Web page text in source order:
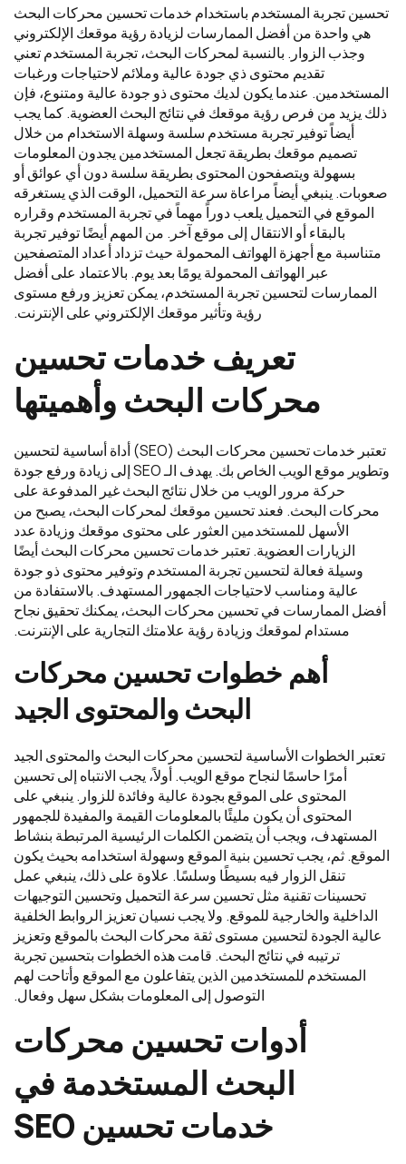
تحسين تجربة المستخدم باستخدام خدمات تحسين محركات البحث
هي واحدة من أفضل الممارسات لزيادة رؤية موقعك الإلكتروني
وجذب الزوار. بالنسبة لمحركات البحث، تجربة المستخدم تعني
تقديم محتوى ذي جودة عالية وملائم لاحتياجات ورغبات
المستخدمين. عندما يكون لديك محتوى ذو جودة عالية ومتنوع، فإن
ذلك يزيد من فرص رؤية موقعك في نتائج البحث العضوية. كما يجب
أيضاً توفير تجربة مستخدم سلسة وسهلة الاستخدام من خلال
تصميم موقعك بطريقة تجعل المستخدمين يجدون المعلومات
بسهولة ويتصفحون المحتوى بطريقة سلسة دون أي عوائق أو
صعوبات. ينبغي أيضاً مراعاة سرعة التحميل، الوقت الذي يستغرقه
الموقع في التحميل يلعب دوراً مهماً في تجربة المستخدم وقراره
بالبقاء أو الانتقال إلى موقع آخر. من المهم أيضًا توفير تجربة
متناسبة مع أجهزة الهواتف المحمولة حيث تزداد أعداد المتصفحين
عبر الهواتف المحمولة يومًا بعد يوم. بالاعتماد على أفضل
الممارسات لتحسين تجربة المستخدم، يمكن تعزيز ورفع مستوى
رؤية وتأثير موقعك الإلكتروني على الإنترنت.
تعريف خدماتتحسين
محركات البحث وأهميتها
تعتبر خدمات تحسين محركات البحث (SEO) أداة أساسية لتحسين
وتطوير موقع الويب الخاص بك. يهدف الـ SEO إلى زيادة ورفع جودة
حركة مرور الويب من خلال نتائج البحث غير المدفوعة على
محركات البحث. فعند تحسين موقعك لمحركات البحث، يصبح من
الأسهل للمستخدمين العثور على محتوى موقعك وزيادة عدد
الزيارات العضوية. تعتبر خدمات تحسين محركات البحث أيضًا
وسيلة فعالة لتحسين تجربة المستخدم وتوفير محتوى ذو جودة
عالية ومناسب لاحتياجات الجمهور المستهدف. بالاستفادة من
أفضل الممارسات في تحسين محركات البحث، يمكنك تحقيق نجاح
مستدام لموقعك وزيادة رؤية علامتك التجارية على الإنترنت.
أهم خطواتتحسين محركات
البحثوالمحتوى الجيد
تعتبر الخطوات الأساسية لتحسين محركات البحث والمحتوى الجيد
أمرًا حاسمًا لنجاح موقع الويب. أولاً، يجب الانتباه إلى تحسين
المحتوى على الموقع بجودة عالية وفائدة للزوار. ينبغي على
المحتوى أن يكون مليئًا بالمعلومات القيمة والمفيدة للجمهور
المستهدف، ويجب أن يتضمن الكلمات الرئيسية المرتبطة بنشاط
الموقع. ثم، يجب تحسين بنية الموقع وسهولة استخدامه بحيث يكون
تنقل الزوار فيه بسيطًا وسلسًا. علاوة على ذلك، ينبغي عمل
تحسينات تقنية مثل تحسين سرعة التحميل وتحسين التوجيهات
الداخلية والخارجية للموقع. ولا يجب نسيان تعزيز الروابط الخلفية
عالية الجودة لتحسين مستوى ثقة محركات البحث بالموقع وتعزيز
ترتيبه في نتائج البحث. قامت هذه الخطوات بتحسين تجربة
المستخدم للمستخدمين الذين يتفاعلون مع الموقع وأتاحت لهم
التوصول إلى المعلومات بشكل سهل وفعال.
أدواتتحسين محركات
البحث المستخدمة في
خدماتتحسين